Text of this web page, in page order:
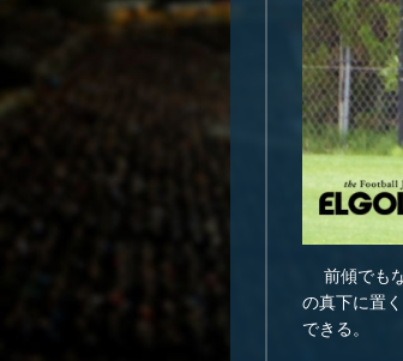
前傾でも
の真下に置
できる。